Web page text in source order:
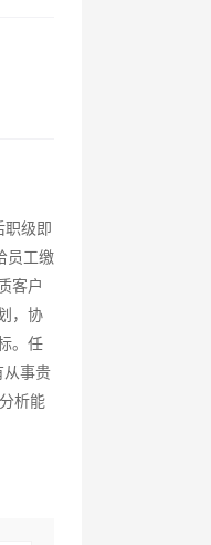
职级即
员工缴
客户
，协
。任
从事贵
析能